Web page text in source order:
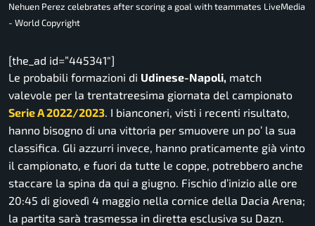
Nehuen Perez celebrates after scoring a goal with teammates LiveMedia
- World Copyright
[the_ad id=”445341″]
Le probabili formazioni di Udinese-Napoli, match
valevole per la trentatreesima giornata del campionato
Serie A 2022/2023. I bianconeri, visti i recenti risultato,
hanno bisogno di una vittoria per smuovere un po’ la sua
classifica. Gli azzurri invece, hanno praticamente già vinto
il campionato, e fuori da tutte le coppe, potrebbero anche
staccare la spina da qui a giugno. Fischio d’inizio alle ore
20:45 di giovedì 4 maggio nella cornice della Dacia Arena;
la partita sarà trasmessa in diretta esclusiva su Dazn.